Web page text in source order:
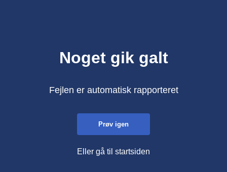
Noget gik galt
Fejlen er automatisk rapporteret
Prøv igen
Eller gå til startsiden